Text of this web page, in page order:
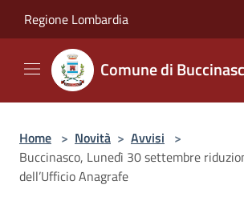
Regione Lombardia
Comune di
Home > Novità > Avvisi >
Buccinasco, Lunedì 30 settembre
dell’Ufficio Anagrafe